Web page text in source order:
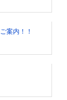
案内！！